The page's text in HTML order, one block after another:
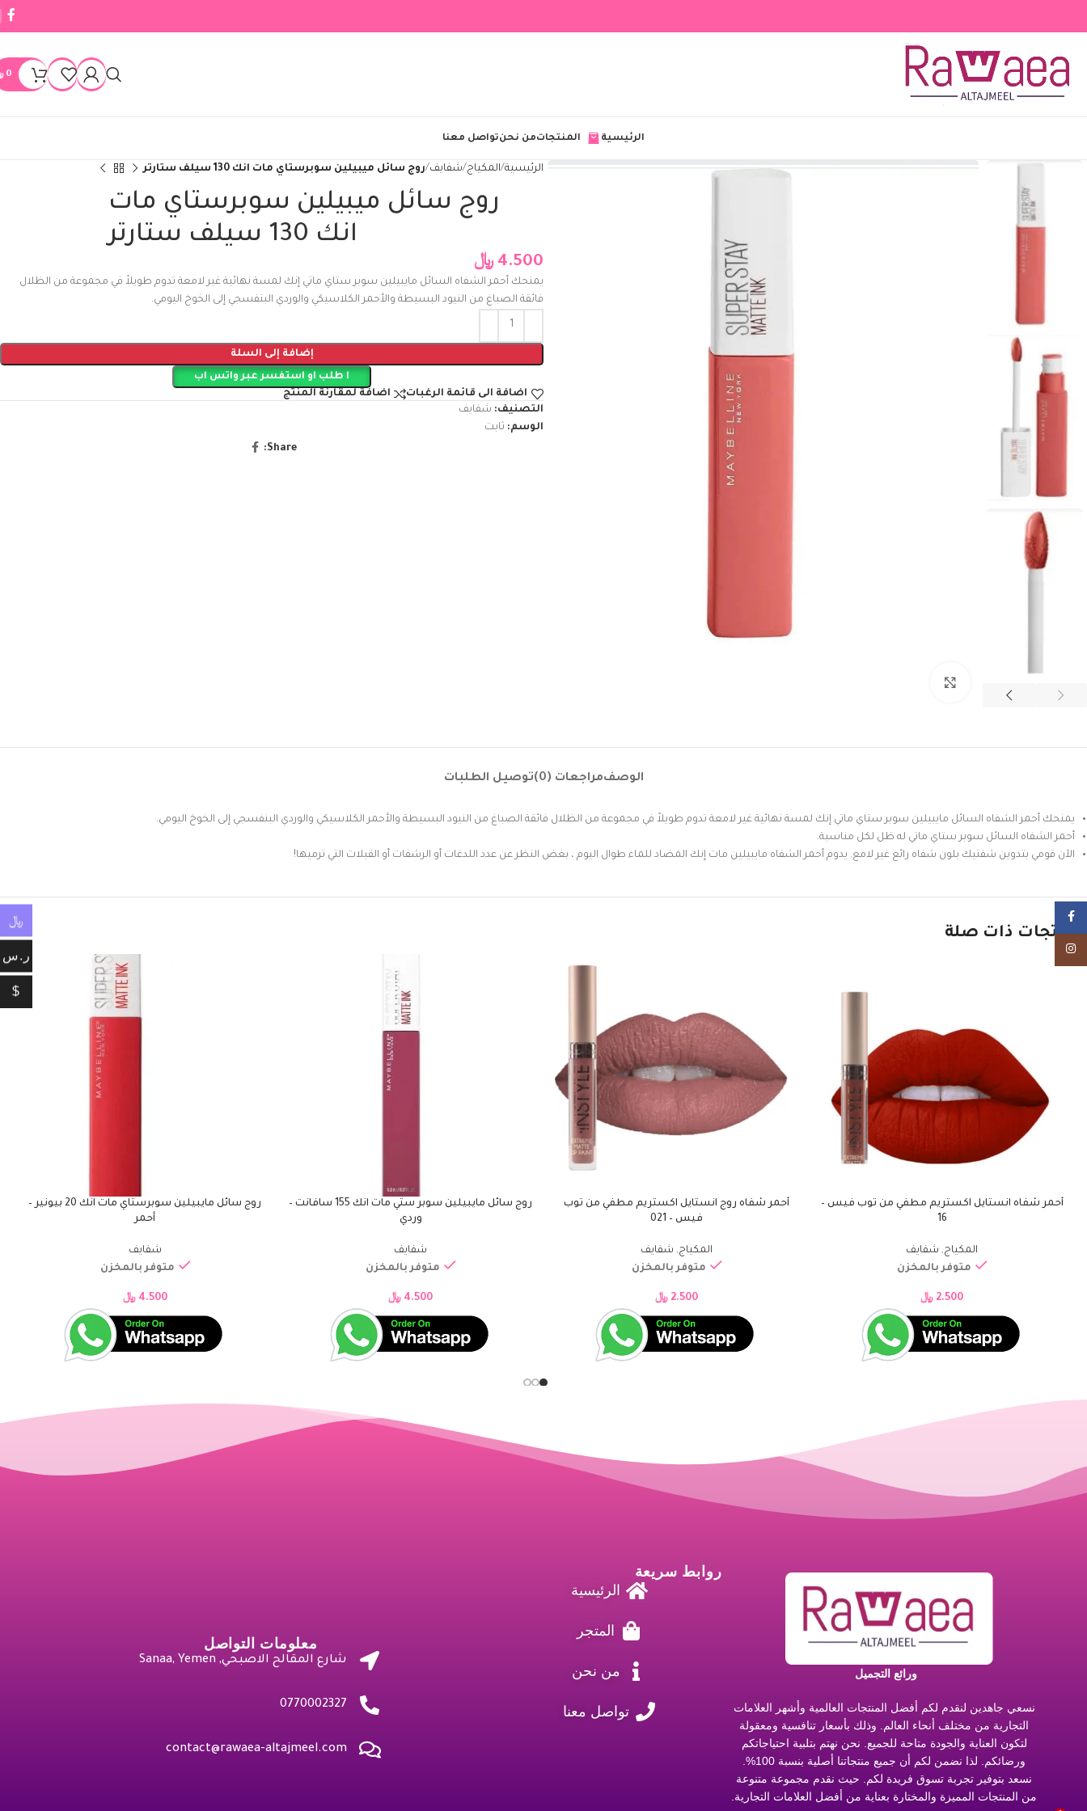
0
الرئيسية المنتجاتمن نحنتواصل معنا
الرئيسية المكياج شفايف روج سائل ميبيلين سوبرستاي مات انك 130 سيلف ستارتر
روج سائل ميبيلين سوبرستاي مات
انك 130 سيلف ستارتر
4.500 ﷼
يمنحك أحمر الشفاه السائل مايبيلين سوبر ستاي ماتي إنك لمسة نهائية غير لامعة تدوم طويلاً في مجموعة من الظلال
فائقة الصباغ من النيود البسيطة والأحمر الكلاسيكي والوردي البنفسجي إلى الخوخ اليومي.
إضافة إلى السلة
ا طلب او استفسر عبر واتس اب
اضافة الى قائمة الرغبات
اضافة لمقارنة المنتج
التصنيف: شفايف
الوسم: ثابت
Share:
الوصفمراجعات (0) توصيل الطلبات
يمنحك أحمر الشفاه السائل مايبيلين سوبر ستاي ماتي إنك لمسة نهائية غير لامعة تدوم طويلاً في مجموعة من الظلال فائقة الصباغ من النيود البسيطة والأحمر الكلاسيكي والوردي البنفسجي إلى الخوخ اليومي.
أحمر الشفاه السائل سوبر ستاي ماتي له ظل لكل مناسبة.
الآن قومي بتدوين شفتيك بلون شفاه رائع غير لامع. يدوم أحمر الشفاه مايبيلين مات إنك المضاد للماء طوال اليوم ، بغض النظر عن عدد اللدغات أو الرشفات أو القبلات التي ترميها!
منتجات ذات صلة
إضافة إلى السلة
أحمر شفاه انستايل اكستريم مطفي من توب فيس –
16
المكياج, شفايف
متوفر بالمخزن
2.500 ﷼
إضافة إلى السلة
أحمر شفاه روج انستايل اكستريم مطفي من توب
فيس – 021
المكياج, شفايف
متوفر بالمخزن
2.500 ﷼
إضافة إلى السلة
روج سائل مايبيلين سوبر ستي مات انك 155 سافانت –
وردي
شفايف
متوفر بالمخزن
4.500 ﷼
إضافة إلى السلة
روج سائل مايبيلين سوبرستاي مات انك 20 بيونير –
أحمر
شفايف
متوفر بالمخزن
4.500 ﷼
ورائع التجميل
نسعي جاهدين لنقدم لكم أفضل المنتجات العالمية وأشهر العلامات
التجارية من مختلف أنحاء العالم. وذلك بأسعار تنافسية ومعقولة
لتكون العناية والجودة متاحة للجميع. نحن نهتم بتلبية احتياجاتكم
ورضائكم. لذا نضمن لكم أن جميع منتجاتنا أصلية بنسبة 100%.
نسعد بتوفير تجربة تسوق فريدة لكم. حيث نقدم مجموعة متنوعة
من المنتجات المميزة والمختارة بعناية من أفضل العلامات التجارية.
روابط سريعة
الرئيسية
المتجر
من نحن
تواصل معنا
معلومات التواصل
شارع المقالح الاصبحي, Sanaa, Yemen
0770002327
contact@rawaea-altajmeel.com
﷼
ر.س
$